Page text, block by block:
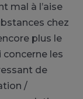
mal à l’aise
chez
plus le
concerne les
de
/